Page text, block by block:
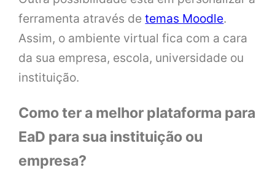
ferramenta através detemas Moodle.
Assim, o ambiente virtual fica com a cara
da sua empresa, escola, universidade ou
instituição.
Como ter a melhor plataforma para
EaD para sua instituição ou
empresa?